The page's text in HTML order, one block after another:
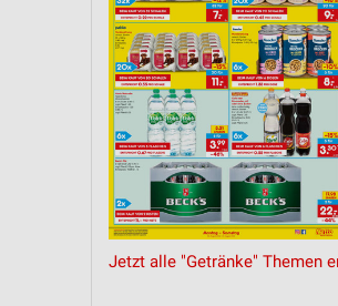
Jetzt alle "Getränke" Themen
Verwendung von Profilen zur Auswahl
Messung der Werbeleistung
Messung der Performance von Inhalten
Analyse von Zielgruppen durch
Entwicklung und Verbesserung der